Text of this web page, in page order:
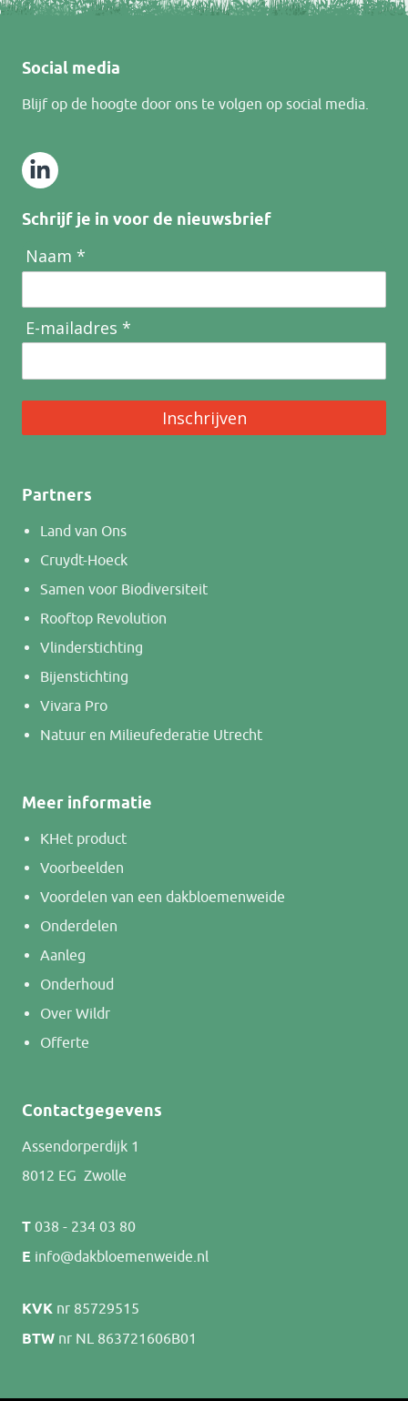
Social media
Blijf op de hoogte door ons te volgen op social media.
Schrijf je in voor de nieuwsbrief
Naam *
E-mailadres *
Inschrijven
Partners
Land van Ons
Cruydt-Hoeck
Samen voor Biodiversiteit
Rooftop Revolution
Vlinderstichting
Bijenstichting
Vivara Pro
Natuur en Milieufederatie Utrecht
Meer informatie
KHet product
Voorbeelden
Voordelen van een dakbloemenweide
Onderdelen
Aanleg
Onderhoud
Over Wildr
Offerte
Contactgegevens
Assendorperdijk 1
8012 EG Zwolle
T 038 - 234 03 80
E info@dakbloemenweide.nl
KVK nr 85729515
BTW nr NL 863721606B01